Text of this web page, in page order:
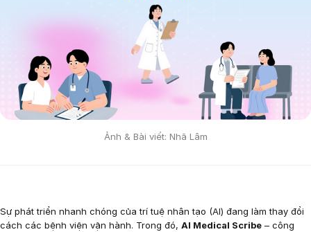
Ảnh & Bài viết: Nhã Lâm
Sự phát triển nhanh chóng của trí tuệ nhân tạo (AI) đang làm thay đổi
cách các bệnh viện vận hành. Trong đó, AI Medical Scribe – công